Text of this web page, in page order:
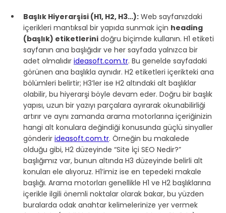
Başlık Hiyerarşisi (H1, H2, H3…): Web sayfanızdaki
içerikleri mantıksal bir yapıda sunmak için heading
(başlık) etiketlerini doğru biçimde kullanın. H1 etiketi
sayfanın ana başlığıdır ve her sayfada yalnızca bir
adet olmalıdır ideasoft.com.tr. Bu genelde sayfadaki
görünen ana başlıkla aynıdır. H2 etiketleri içerikteki ana
bölümleri belirtir; H3’ler ise H2 altındaki alt başlıklar
olabilir, bu hiyerarşi böyle devam eder. Doğru bir başlık
yapısı, uzun bir yazıyı parçalara ayırarak okunabilirliği
artırır ve aynı zamanda arama motorlarına içeriğinizin
hangi alt konulara değindiği konusunda güçlü sinyaller
gönderir ideasoft.com.tr. Örneğin bu makalede
olduğu gibi, H2 düzeyinde “Site İçi SEO Nedir?”
başlığımız var, bunun altında H3 düzeyinde belirli alt
konuları ele alıyoruz. H1’imiz ise en tepedeki makale
başlığı. Arama motorları genellikle H1 ve H2 başlıklarına
içerikle ilgili önemli noktalar olarak bakar, bu yüzden
buralarda odak anahtar kelimelerinize yer vermek